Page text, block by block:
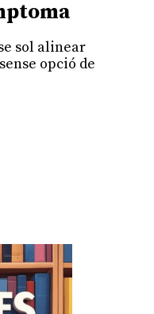
sol alinear
opció de